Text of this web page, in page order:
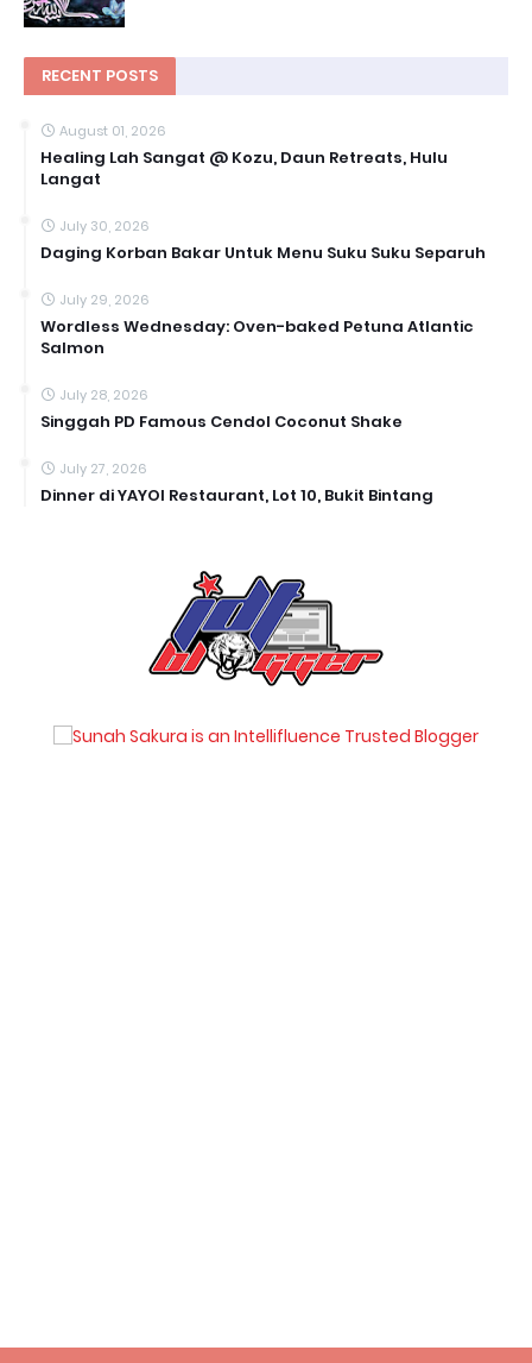
RECENT POSTS
August 01, 2026
Healing Lah Sangat @ Kozu, Daun Retreats, Hulu
Langat
July 30, 2026
Daging Korban Bakar Untuk Menu Suku Suku Separuh
July 29, 2026
Wordless Wednesday: Oven-baked Petuna Atlantic
Salmon
July 28, 2026
Singgah PD Famous Cendol Coconut Shake
July 27, 2026
Dinner di YAYOI Restaurant, Lot 10, Bukit Bintang